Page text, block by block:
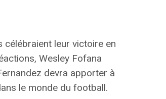
leur victoire en
Wesley Fofana
devra apporter à
le monde du football.